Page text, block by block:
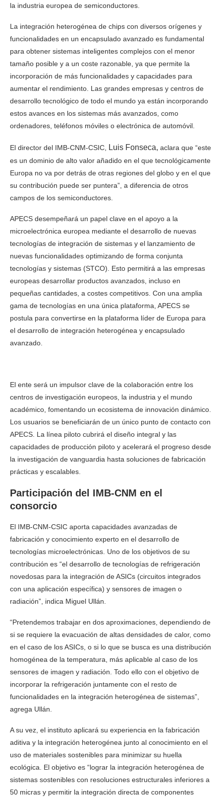
la industria europea de semiconductores.
La integración heterogénea de chips con diversos orígenes y
funcionalidades en un encapsulado avanzado es fundamental
para obtener sistemas inteligentes complejos con el menor
tamaño posible y a un coste razonable, ya que permite la
incorporación de más funcionalidades y capacidades para
aumentar el rendimiento. Las grandes empresas y centros de
desarrollo tecnológico de todo el mundo ya están incorporando
estos avances en los sistemas más avanzados, como
ordenadores, teléfonos móviles o electrónica de automóvil.
El director del IMB-CNM-CSIC, Luis Fonseca, aclara que “este
es un dominio de alto valor añadido en el que tecnológicamente
Europa no va por detrás de otras regiones del globo y en el que
su contribución puede ser puntera”, a diferencia de otros
campos de los semiconductores.
APECS desempeñará un papel clave en el apoyo a la
microelectrónica europea mediante el desarrollo de nuevas
tecnologías de integración de sistemas y el lanzamiento de
nuevas funcionalidades optimizando de forma conjunta
tecnologías y sistemas (STCO). Esto permitirá a las empresas
europeas desarrollar productos avanzados, incluso en
pequeñas cantidades, a costes competitivos. Con una amplia
gama de tecnologías en una única plataforma, APECS se
postula para convertirse en la plataforma líder de Europa para
el desarrollo de integración heterogénea y encapsulado
avanzado.
El ente será un impulsor clave de la colaboración entre los
centros de investigación europeos, la industria y el mundo
académico, fomentando un ecosistema de innovación dinámico.
Los usuarios se beneficiarán de un único punto de contacto con
APECS. La línea piloto cubrirá el diseño integral y las
capacidades de producción piloto y acelerará el progreso desde
la investigación de vanguardia hasta soluciones de fabricación
prácticas y escalables.
Participación del IMB-CNM en el
consorcio
El IMB-CNM-CSIC aporta capacidades avanzadas de
fabricación y conocimiento experto en el desarrollo de
tecnologías microelectrónicas. Uno de los objetivos de su
contribución es “el desarrollo de tecnologías de refrigeración
novedosas para la integración de ASICs (circuitos integrados
con una aplicación específica) y sensores de imagen o
radiación”, indica Miguel Ullán
“Pretendemos trabajar en dos aproximaciones, dependiendo de
si se requiere la evacuación de altas densidades de calor, como
en el caso de los ASICs, o si lo que se busca es una distribución
homogénea de la temperatura, más aplicable al caso de los
sensores de imagen y radiación. Todo ello con el objetivo de
incorporar la refrigeración juntamente con el resto de
funcionalidades en la integración heterogénea de sistemas”,
agrega Ullán
A su vez, el instituto aplicará su experiencia en la fabricación
aditiva y la integración heterogénea junto al conocimiento en el
uso de materiales sostenibles para minimizar su huella
ecológica. El objetivo es “lograr la integración heterogénea de
sistemas sostenibles con resoluciones estructurales inferiores a
50 micras y permitir la integración directa de componentes